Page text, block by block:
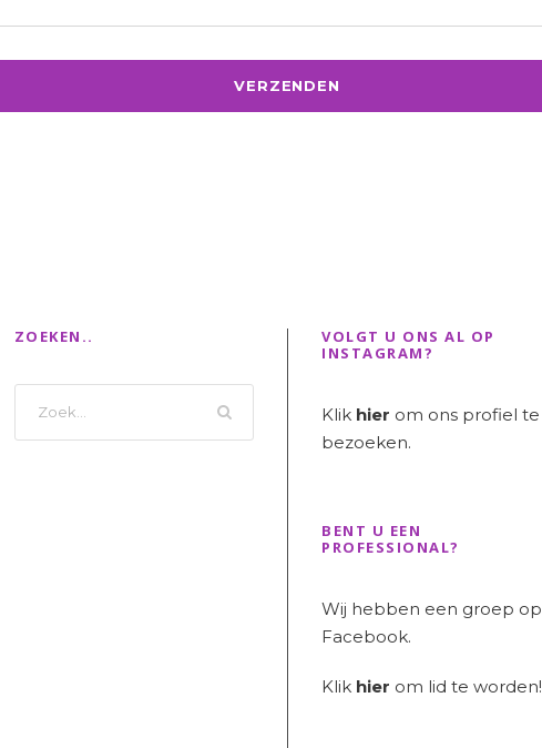
ZOEKEN..
VOLGT U ONS AL OP
INSTAGRAM?
Klik hier om ons profiel te
bezoeken.
BENT U EEN
PROFESSIONAL?
Wij hebben een groep op
Facebook.
Klik hier om lid te worden!